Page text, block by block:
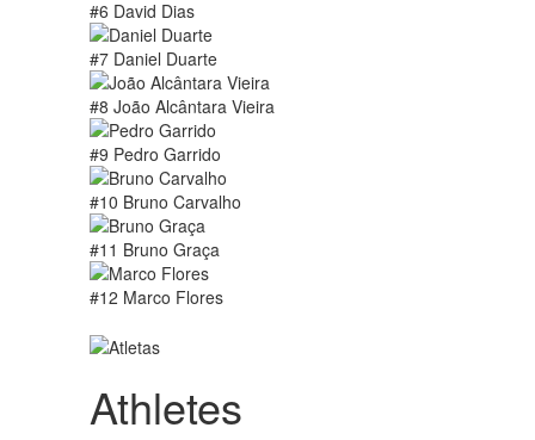
#6 David Dias
#7 Daniel Duarte
#8 João Alcântara Vieira
#9 Pedro Garrido
#10 Bruno Carvalho
#11 Bruno Graça
#12 Marco Flores
Athletes